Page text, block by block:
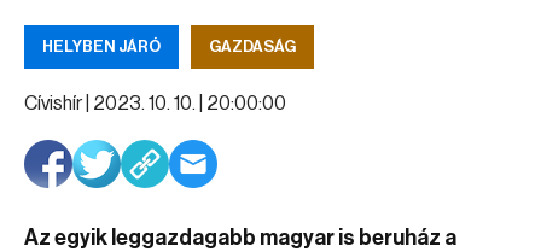
HELYBEN JÁRÓ GAZDASÁG
Cívishír | 2023. 10. 10. | 20:00:00
Az egyik leggazdagabb magyar is beruház a